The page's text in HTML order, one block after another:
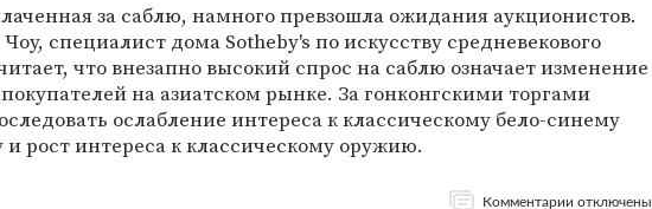
за саблю, намного превзошла ожидания аукционистов.
специалист дома Sotheby's по искусству средневекового
что внезапно высокий спрос на саблю означает изменение
покупателей на азиатском рынке. За гонконгскими торгами
ослабление интереса к классическому бело-синему
рост интереса к классическому оружию.
Комментарии отключены